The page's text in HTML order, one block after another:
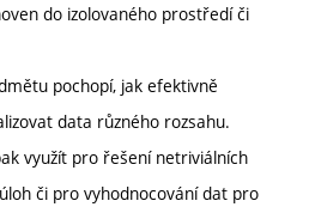
do izolovaného prostředí či
pochopí, jak efektivně
data různého rozsahu.
využít pro řešení netriviálních
či pro vyhodnocování dat pro